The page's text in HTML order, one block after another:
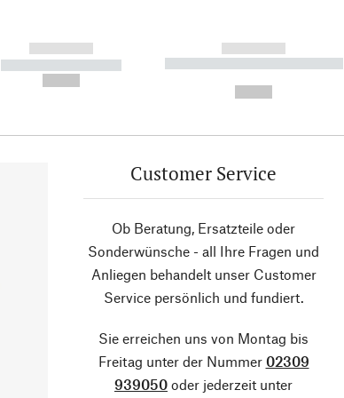
------------
----------- -----------
------------
----------- ----------- ----------
Customer Service
Ob Beratung, Ersatzteile oder
Sonderwünsche - all Ihre Fragen und
Anliegen behandelt unser Customer
Service persönlich und fundiert.
Sie erreichen uns von Montag bis
Freitag unter der Nummer 02309
939050 oder jederzeit unter